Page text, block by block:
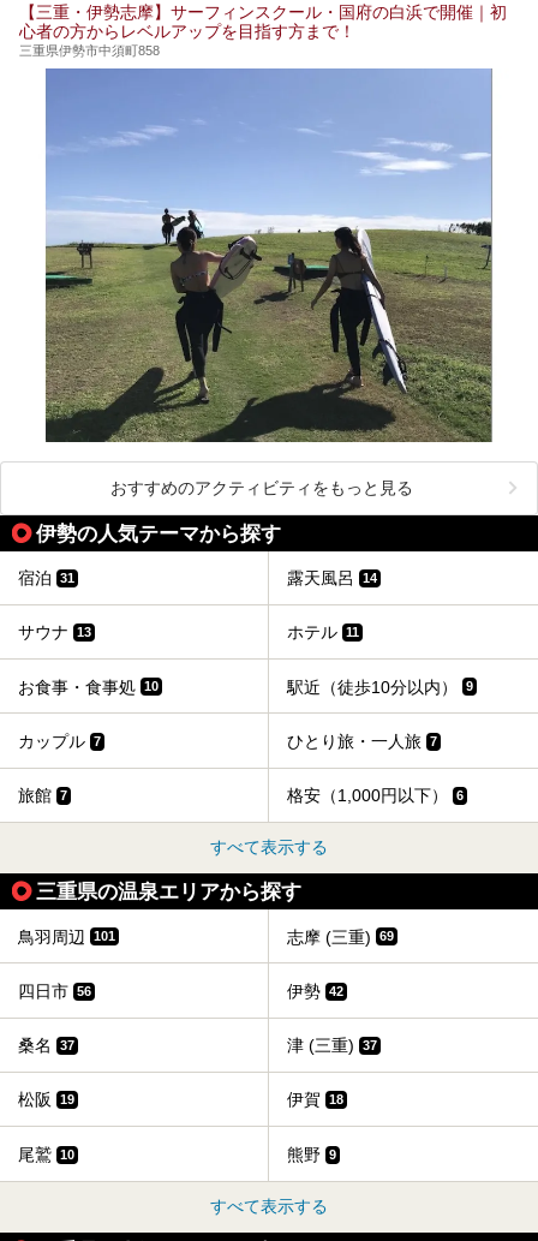
【三重・伊勢志摩】サーフィンスクール・国府の白浜で開催｜初
心者の方からレベルアップを目指す方まで！
三重県伊勢市中須町858
おすすめのアクティビティをもっと見る
伊勢の人気テーマから探す
宿泊 31 露天風呂 14
サウナ 13 ホテル 11
お食事・食事処 10 駅近（徒歩10分以内） 9
カップル 7 ひとり旅・一人旅 7
旅館 7 格安（1,000円以下） 6
すべて表示する
三重県の温泉エリアから探す
鳥羽周辺 101 志摩 (三重) 69
四日市 56 伊勢 42
桑名 37 津 (三重) 37
松阪 19 伊賀 18
尾鷲 10 熊野 9
すべて表示する